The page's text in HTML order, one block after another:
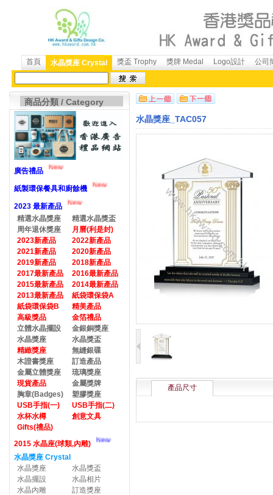
首頁 水晶獎座 Crystal 獎盃 Trophy 獎牌 Medal Logo設計 公司
商品分類 / Category
廣告禮品 New
紙製環保餐具和廚餘機 New
2023 最新產品
New
精選水晶獎座
精選水晶獎盃
周年退休獎座
月曆(利是封)
2023新產品
2022新產品
2021新產品
2020新產品
2019新產品
2018新產品
2017最新產品
2016最新產品
2015最新產品
2014最新產品
2013最新產品
紙袋環保袋A
紙袋環保袋B
精美產品
高級獎品
金箔禮品
立體水晶擺設
金銀銅獎座
水晶獎座
水晶獎盃
精緻獎座
無縫銀碟
木證書獎座
訂造產品
金屬立體獎座
琉璃獎座
現貨產品
金屬獎牌
胸章(Badges)
塑膠獎座
USB手指(一)
USB手指(二)
水杯水樽
創意文具
Gifts(禮品)
2015 水晶座(球類,內雕)
New
水晶獎座 Crystal
水晶獎座
水晶獎盃
水晶擺設
水晶相片
水晶內雕
訂造獎座
水晶獎座_TAC057
產品尺寸